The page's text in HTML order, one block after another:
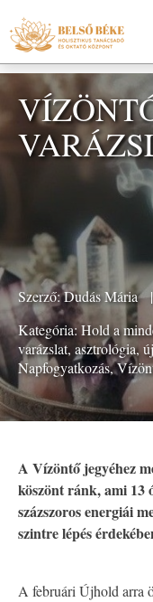
Szerző:Dudás Mária |
Kategória:Hold a
varázslat, asztrológia,
Napfogyatkozás,
A Vízöntő jegyéhez
köszönt ránk, ami 13
százszoros energiái
szintre lépés
A februári Újhold arra